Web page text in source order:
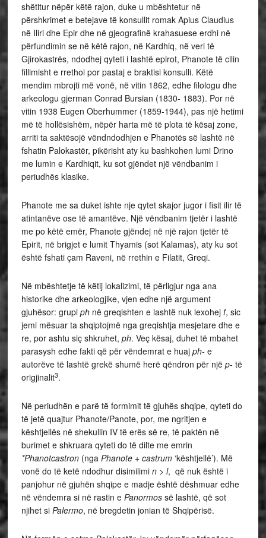
shëtitur nëpër këtë rajon, duke u mbështetur në
përshkrimet e betejave të konsullit romak Apius Claudius
në Iliri dhe Epir dhe në gjeografinë krahasuese erdhi në
përfundimin se në këtë rajon, në Kardhiq, në veri të
Gjirokastrës, ndodhej qyteti i lashtë epirot, Phanote të cilin
fillimisht e rrethoi por pastaj e braktisi konsulli. Këtë
mendim mbrojti më vonë, në vitin 1862, edhe filologu dhe
arkeologu gjerman Conrad Bursian (1830- 1883). Por në
vitin 1938 Eugen Oberhummer (1859-1944), pas një hetimi
më të hollësishëm, nëpër harta më të plota të kësaj zone,
arriti ta saktësojë vëndndodhjen e Phanotës së lashtë në
fshatin Palokastër, pikërisht aty ku bashkohen lumi Drino
me lumin e Kardhiqit, ku sot gjëndet një vëndbanim i
periudhës klasike.
Phanote me sa duket ishte nje qytet skajor jugor i fisit ilir të
atintanëve ose të amantëve. Një vëndbanim tjetër i lashtë
me po këtë emër, Phanote gjëndej në një rajon tjetër të
Epirit, në brigjet e lumit Thyamis (sot Kalamas), aty ku sot
është fshati çam Raveni, në rrethin e Filatit, Greqi.
Në mbështetje të këtij lokalizimi, të përligjur nga ana
historike dhe arkeologjike, vjen edhe një argument
gjuhësor: grupi phnë greqishten e lashtë nuk lexohej f, sic
jemi mësuar ta shqiptojmë nga greqishtja mesjetare dhe e
re, por ashtu siç shkruhet, ph. Veç kësaj, duhet të mbahet
parasysh edhe fakti që për vëndemrat e huaj ph- e
autorëve të lashtë grekë shumë herë qëndron për një p- të
origjinalit3.
Në periudhën e parë të formimit të gjuhës shqipe, qyteti do
të jetë quajtur Phanote/Panote, por, me ngritjen e
kështjellës në shekullin IV të erës së re, të paktën në
burimet e shkruara qyteti do të dilte me emrin
*Phanotcastron(nga Phanote+ castrum‘kështjellë’). Më
vonë do të ketë ndodhur disimilimi n > l, që nuk është i
panjohur në gjuhën shqipe e madje është dëshmuar edhe
në vëndemra si në rastin e Panormos së lashtë, që sot
njihet si Palermo, në bregdetin jonian të Shqipërisë.